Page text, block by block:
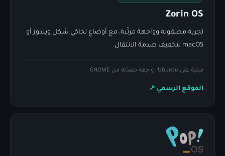
Zorin OS
تجربة مصقولة وواجهة مرتّبة، مع أوضاع تحاكي شكل ويندوز أو
macOS لتخفيف صدمة الانتقال.
مبنية على Ubuntu · واجهة معدّلة من GNOME
الموقع الرسمي ↗